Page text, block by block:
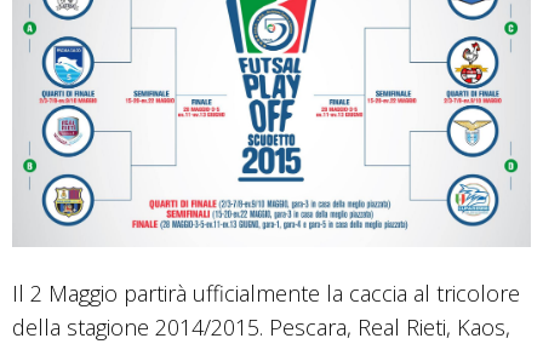
Il 2 Maggio partirà ufficialmente la caccia al tricolore
della stagione 2014/2015. Pescara, Real Rieti, Kaos,